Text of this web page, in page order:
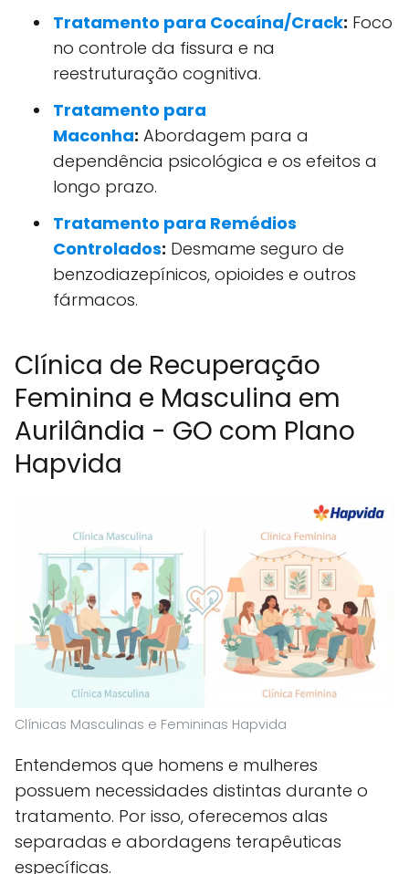
Tratamento para Cocaína/Crack: Foco
no controle da fissura e na
reestruturação cognitiva.
Tratamento para
Maconha: Abordagem para a
dependência psicológica e os efeitos a
longo prazo.
Tratamento para Remédios
Controlados: Desmame seguro de
benzodiazepínicos, opioides e outros
fármacos.
Clínica de Recuperação
Feminina e Masculina em
Aurilândia - GO com Plano
Hapvida
Clínicas Masculinas e Femininas Hapvida
Entendemos que homens e mulheres
possuem necessidades distintas durante o
tratamento. Por isso, oferecemos alas
separadas e abordagens terapêuticas
específicas.